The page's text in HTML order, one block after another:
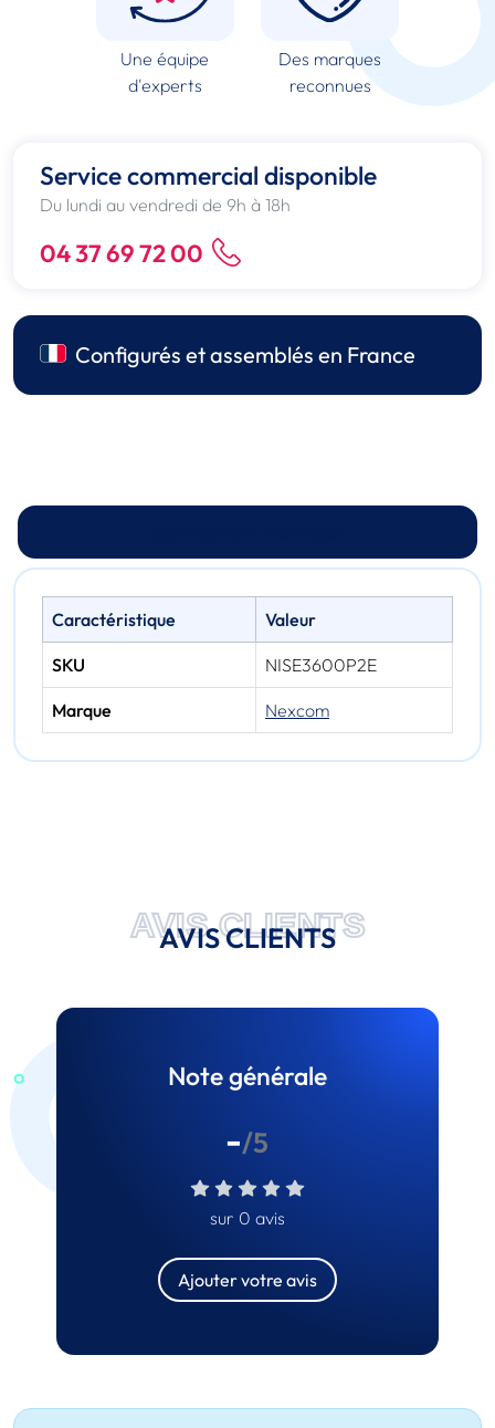
Une équipe
d'experts
Des marques
reconnues
Service commercial disponible
Du lundi au vendredi de 9h à 18h
04 37 69 72 00
Configurés et assemblés en France
Caractéristique Valeur
SKU NISE3600P2E
Marque Nexcom
AVIS CLIENTS
AVIS CLIENTS
Note générale
-/5
sur 0 avis
Ajouter votre avis